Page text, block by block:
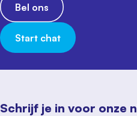
Schrijf je in voor onze
Bel ons
Start chat